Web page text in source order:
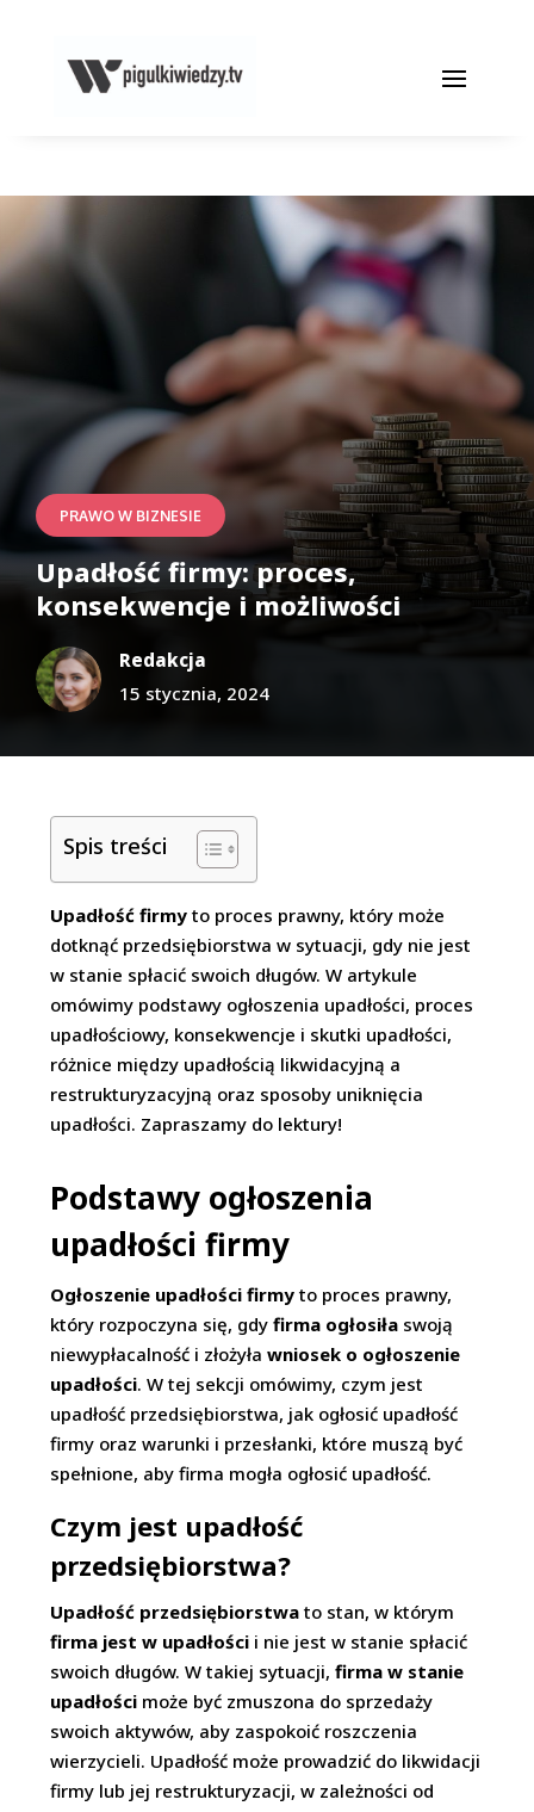
PRAWO W BIZNESIE
Upadłość firmy: proces,
konsekwencje i możliwości
Redakcja
15 stycznia, 2024
Spis treści
Upadłość firmy to proces prawny, który może
dotknąć przedsiębiorstwa w sytuacji, gdy nie jest
w stanie spłacić swoich długów. W artykule
omówimy podstawy ogłoszenia upadłości, proces
upadłościowy, konsekwencje i skutki upadłości,
różnice między upadłością likwidacyjną a
restrukturyzacyjną oraz sposoby uniknięcia
upadłości. Zapraszamy do lektury!
Podstawy ogłoszenia
upadłości firmy
Ogłoszenie upadłości firmy to proces prawny,
który rozpoczyna się, gdyfirma ogłosiła swoją
niewypłacalność i złożyławniosek o ogłoszenie
upadłości. W tej sekcji omówimy, czym jest
upadłość przedsiębiorstwa, jak ogłosić upadłość
firmy oraz warunki i przesłanki, które muszą być
spełnione, aby firma mogła ogłosić upadłość.
Czym jest upadłość
przedsiębiorstwa?
Upadłość przedsiębiorstwa to stan, w którym
firma jest w upadłości i nie jest w stanie spłacić
swoich długów. W takiej sytuacji,firma w stanie
upadłości może być zmuszona do sprzedaży
swoich aktywów, aby zaspokoić roszczenia
wierzycieli. Upadłość może prowadzić do likwidacji
firmy lub jej restrukturyzacji, w zależności od